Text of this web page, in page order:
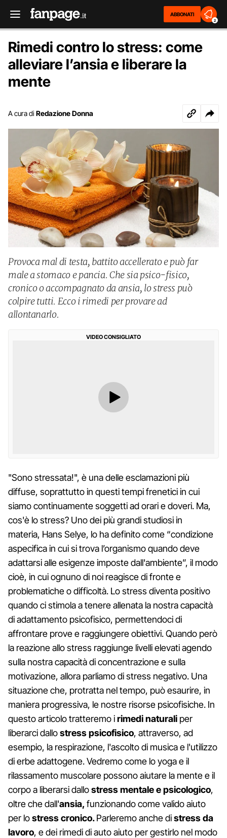
ABBONATI
2
Rimedi contro lo stress: come
alleviare l’ansia e liberare la
mente
A cura di Redazione Donna
Provoca mal di testa, battito accellerato e può far
male a stomaco e pancia. Che sia psico-fisico,
cronico o accompagnato da ansia, lo stress può
colpire tutti. Ecco i rimedi per provare ad
allontanarlo.
VIDEO CONSIGLIATO
"Sono stressata!", è una delle esclamazioni più
diffuse, soprattutto in questi tempi frenetici in cui
siamo continuamente soggetti ad orari e doveri. Ma,
cos'è lo stress? Uno dei più grandi studiosi in
materia, Hans Selye, lo ha definito come “condizione
aspecifica in cui si trova l’organismo quando deve
adattarsi alle esigenze imposte dall'ambiente”, il modo
cioè, in cui ognuno di noi reagisce di fronte e
problematiche o difficoltà. Lo stress diventa positivo
quando ci stimola a tenere allenata la nostra capacità
di adattamento psicofisico, permettendoci di
affrontare prove e raggiungere obiettivi. Quando però
la reazione allo stress raggiunge livelli elevati agendo
sulla nostra capacità di concentrazione e sulla
motivazione, allora parliamo di stress negativo. Una
situazione che, protratta nel tempo, può esaurire, in
maniera progressiva, le nostre risorse psicofisiche. In
questo articolo tratteremo irimedi naturali per
liberarci dallostress psicofisico, attraverso, ad
esempio, la respirazione, l'ascolto di musica e l'utilizzo
di erbe adattogene. Vedremo come lo yoga e il
rilassamento muscolare possono aiutare la mente e il
corpo a liberarsi dallostress mentale e psicologico,
oltre che dall'ansia, funzionando come valido aiuto
per lostress cronico.Parleremo anche distress da
lavoro, e dei rimedi di auto aiuto per gestirlo nel modo